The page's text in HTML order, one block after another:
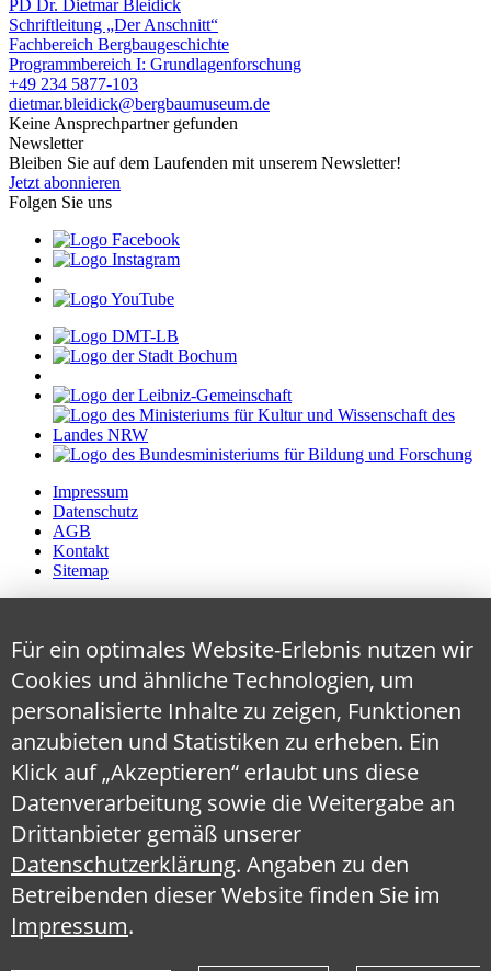
PD Dr. Dietmar Bleidick
Schriftleitung „Der Anschnitt“
Fachbereich Bergbaugeschichte
Programmbereich I: Grundlagenforschung
+49 234 5877-103
dietmar.bleidick@bergbaumuseum.de
Keine Ansprechpartner gefunden
Newsletter
Bleiben Sie auf dem Laufenden mit unserem Newsletter!
Jetzt abonnieren
Folgen Sie uns
Impressum
Datenschutz
AGB
Kontakt
Sitemap
Für ein optimales Website-Erlebnis nutzen wir
Cookies und ähnliche Technologien, um
personalisierte Inhalte zu zeigen, Funktionen
anzubieten und Statistiken zu erheben. Ein
Klick auf „Akzeptieren“ erlaubt uns diese
Datenverarbeitung sowie die Weitergabe an
Drittanbieter gemäß unserer
Datenschutzerklärung. Angaben zu den
Betreibenden dieser Website finden Sie im
Impressum.